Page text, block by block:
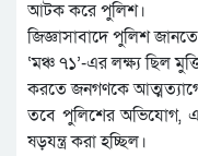
আটক করে পুলিশ।
জিজ্ঞাসাবাদে পুলিশ
‘মঞ্চ ৭১’-এর লক্ষ্য ছিল
করতে জনগণকে
তবে পুলিশের অভিযোগ, এ
ষড়যন্ত্র করা হচ্ছিল।